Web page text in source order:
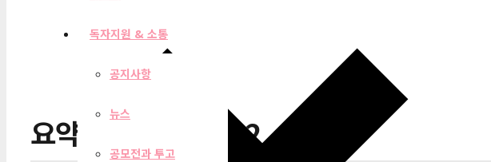
독자지원 & 소통
공지사항
뉴스
공모전과 투고
요약 세계문학전집 2